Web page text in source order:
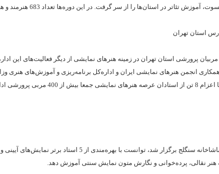
استان تهران
پرورشی استان تهران در زمینه هنرهای نمایشی از دیگر فعالیت‌های این
انجمن هنرهای نمایشی ایران و اداره‌کل برنامه‌ریزی و آموزش‌های
این اداره‌کل در قالب این برنامه، با
نقالی، پرده‌خوانی و نگارش متون نمایش سنتی آموزش دهد.